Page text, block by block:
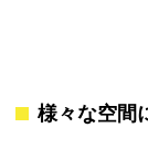
様々な空間